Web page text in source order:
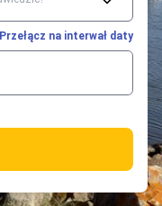
Przełącz na interwał daty